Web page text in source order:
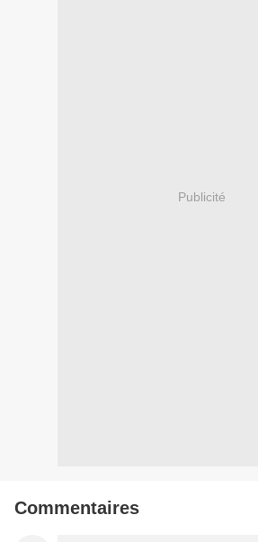
Publicité
Commentaires